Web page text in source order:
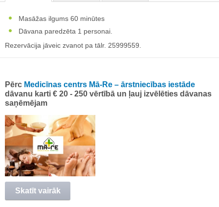
Masāžas ilgums 60 minūtes
Dāvana paredzēta 1 personai.
Rezervācija jāveic zvanot pa tālr. 25999559.
Pērc Medicīnas centrs Mā-Re – ārstniecības iestāde
dāvanu karti € 20 - 250 vērtībā un ļauj izvēlēties dāvanas
saņēmējam
Skatīt vairāk